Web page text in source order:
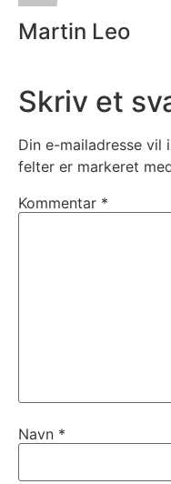
Martin Leo
Skriv et
Din e-mailadresse vil
felter er markeret
Kommentar *
Navn *